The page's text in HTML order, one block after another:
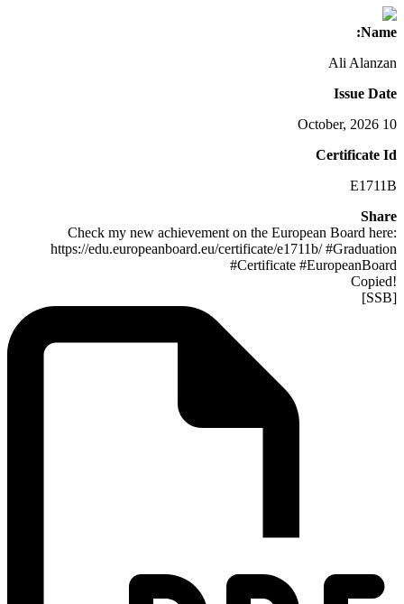
Name:
Ali Alanzan
Issue Date
10 October, 2026
Certificate Id
E1711B
Share
Check my new achievement on the European Board here:
https://edu.europeanboard.eu/certificate/e1711b/ #Graduation
#Certificate #EuropeanBoard
!Copied
[SSB]